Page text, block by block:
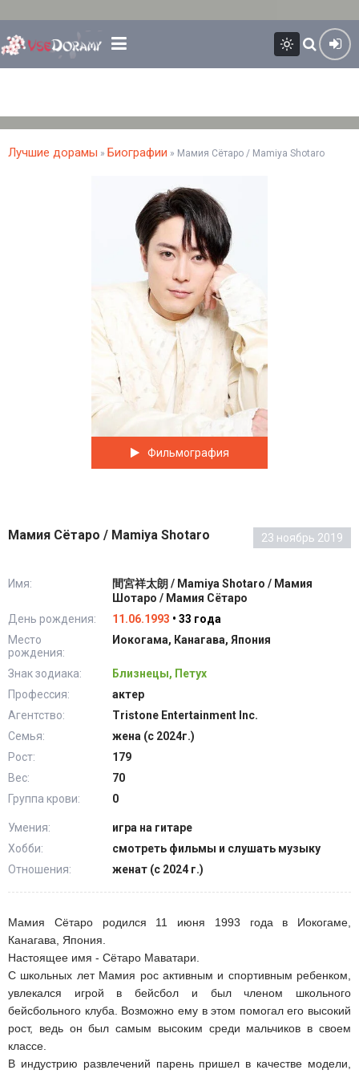
Лучшие дорамы » Биографии » Мамия Сётаро / Mamiya Shotaro
Фильмография
Мамия Сётаро / Mamiya Shotaro 23 ноябрь 2019
Имя:
間宮祥太朗 / Mamiya Shotaro / Мамия
Шотаро / Мамия Сётаро
День рождения:
11.06.1993 • 33 года
Место
рождения:
Иокогама, Канагава, Япония
Знак зодиака:
Близнецы, Петух
Профессия:
актер
Агентство:
Tristone Entertainment Inc.
Семья:
жена (с 2024г.)
Рост:
179
Вес:
70
Группа крови:
0
Умения:
игра на гитаре
Хобби:
смотреть фильмы и слушать музыку
Отношения:
женат (с 2024 г.)
Мамия Сётаро родился 11 июня 1993 года в Иокогаме,
Канагава, Япония.
Настоящее имя - Сётаро Маватари.
С школьных лет Мамия рос активным и спортивным ребенком,
увлекался игрой в бейсбол и был членом школьного
бейсбольного клуба. Возможно ему в этом помогал его высокий
рост, ведь он был самым высоким среди мальчиков в своем
классе.
В индустрию развлечений парень пришел в качестве модели,